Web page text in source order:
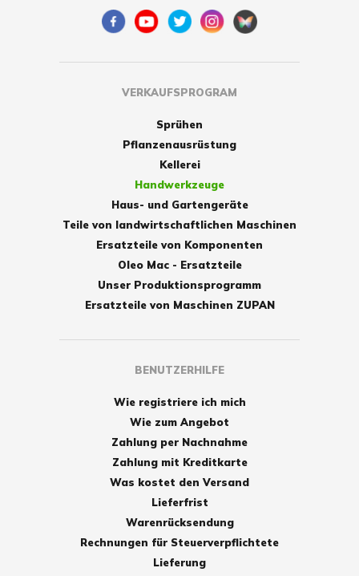
VERKAUFSPROGRAM
Sprühen
Pflanzenausrüstung
Kellerei
Handwerkzeuge
Haus- und Gartengeräte
Teile von landwirtschaftlichen Maschinen
Ersatzteile von Komponenten
Oleo Mac - Ersatzteile
Unser Produktionsprogramm
Ersatzteile von Maschinen ZUPAN
BENUTZERHILFE
Wie registriere ich mich
Wie zum Angebot
Zahlung per Nachnahme
Zahlung mit Kreditkarte
Was kostet den Versand
Lieferfrist
Warenrücksendung
Rechnungen für Steuerverpflichtete
Lieferung